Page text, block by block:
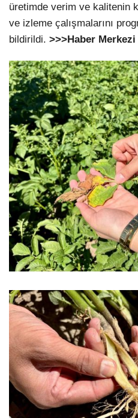
üretimde verim ve kalitenin
ve izleme çalışmalarını
bildirildi. >>>Haber Merkezi